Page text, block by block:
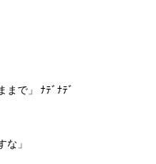
まで」 ﾅﾃﾞﾅﾃﾞ
な」